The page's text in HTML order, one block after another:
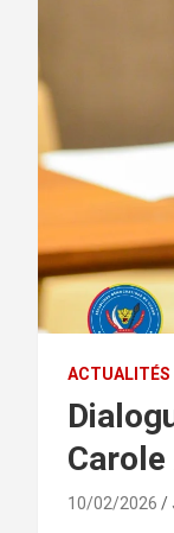
ACTUALITÉS
Carole
10/02/2026